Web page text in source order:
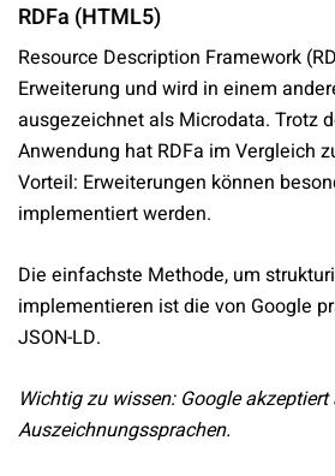
RDFa (HTML5)
Resource Description Framework
Erweiterung und wird in einem
ausgezeichnet als Microdata. Trotz
Anwendung hat RDFa im Vergleich
Vorteil: Erweiterungen können
implementiert werden.
Die einfachste Methode, um
implementieren ist die von Google
JSON-LD.
Wichtig zu wissen: Google akzeptiert
Auszeichnungssprachen.